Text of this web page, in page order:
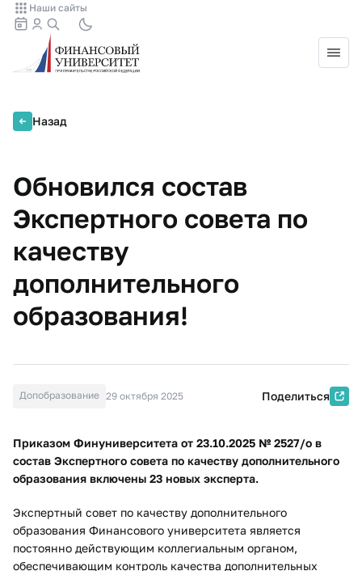
Наши сайты
Назад
Обновился состав
Экспертного совета по
качеству
дополнительного
образования!
Допобразование 29 октября 2025 Поделиться
Приказом Финуниверситета от 23.10.2025 № 2527/о в
состав Экспертного совета по качеству дополнительного
образования включены 23 новых эксперта.
Экспертный совет по качеству дополнительного
образования Финансового университета является
постоянно действующим коллегиальным органом,
обеспечивающим контроль качества дополнительных